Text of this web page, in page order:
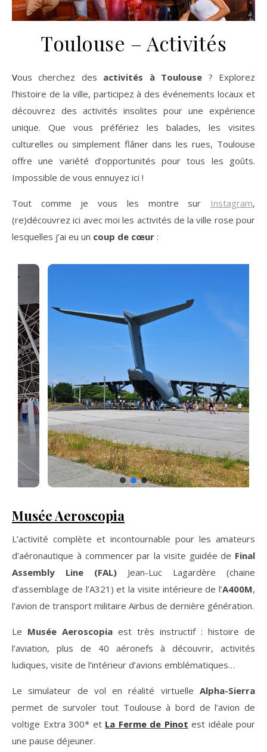
Toulouse – Activités
Vous cherchez des activités à Toulouse ? Explorez
l’histoire de la ville, participez à des événements locaux et
découvrez des activités insolites pour une expérience
unique. Que vous préfériez les balades, les visites
culturelles ou simplement flâner dans les rues, Toulouse
offre une variété d’opportunités pour tous les goûts.
Impossible de vous ennuyez ici !
Tout comme je vous les montre sur Instagram,
(re)découvrez ici avec moi les activités de la ville rose pour
lesquelles j’ai eu un coup de cœur :
Musée Aeroscopia
L’activité complète et incontournable pour les amateurs
d’aéronautique à commencer par la visite guidée de Final
Assembly Line (FAL) Jean-Luc Lagardère (chaine
d’assemblage de l’A321) et la visite intérieure de l’A400M,
l’avion de transport militaire Airbus de dernière génération.
Le Musée Aeroscopia est très instructif : histoire de
l’aviation, plus de 40 aéronefs à découvrir, activités
ludiques, visite de l’intérieur d’avions emblématiques…
Le simulateur de vol en réalité virtuelle Alpha-Sierra
permet de survoler tout Toulouse à bord de l’avion de
voltige Extra 300* et La Ferme de Pinot est idéale pour
une pause déjeuner.